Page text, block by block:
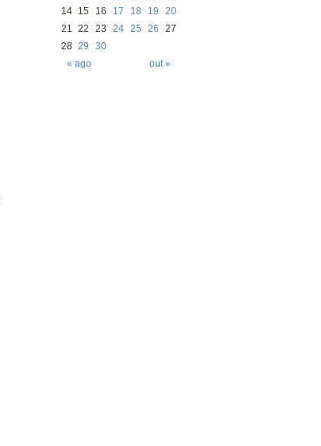
« ago out »
14
15 16 17 18 19
20
21 22 23 24 25 26
27
28 29 30